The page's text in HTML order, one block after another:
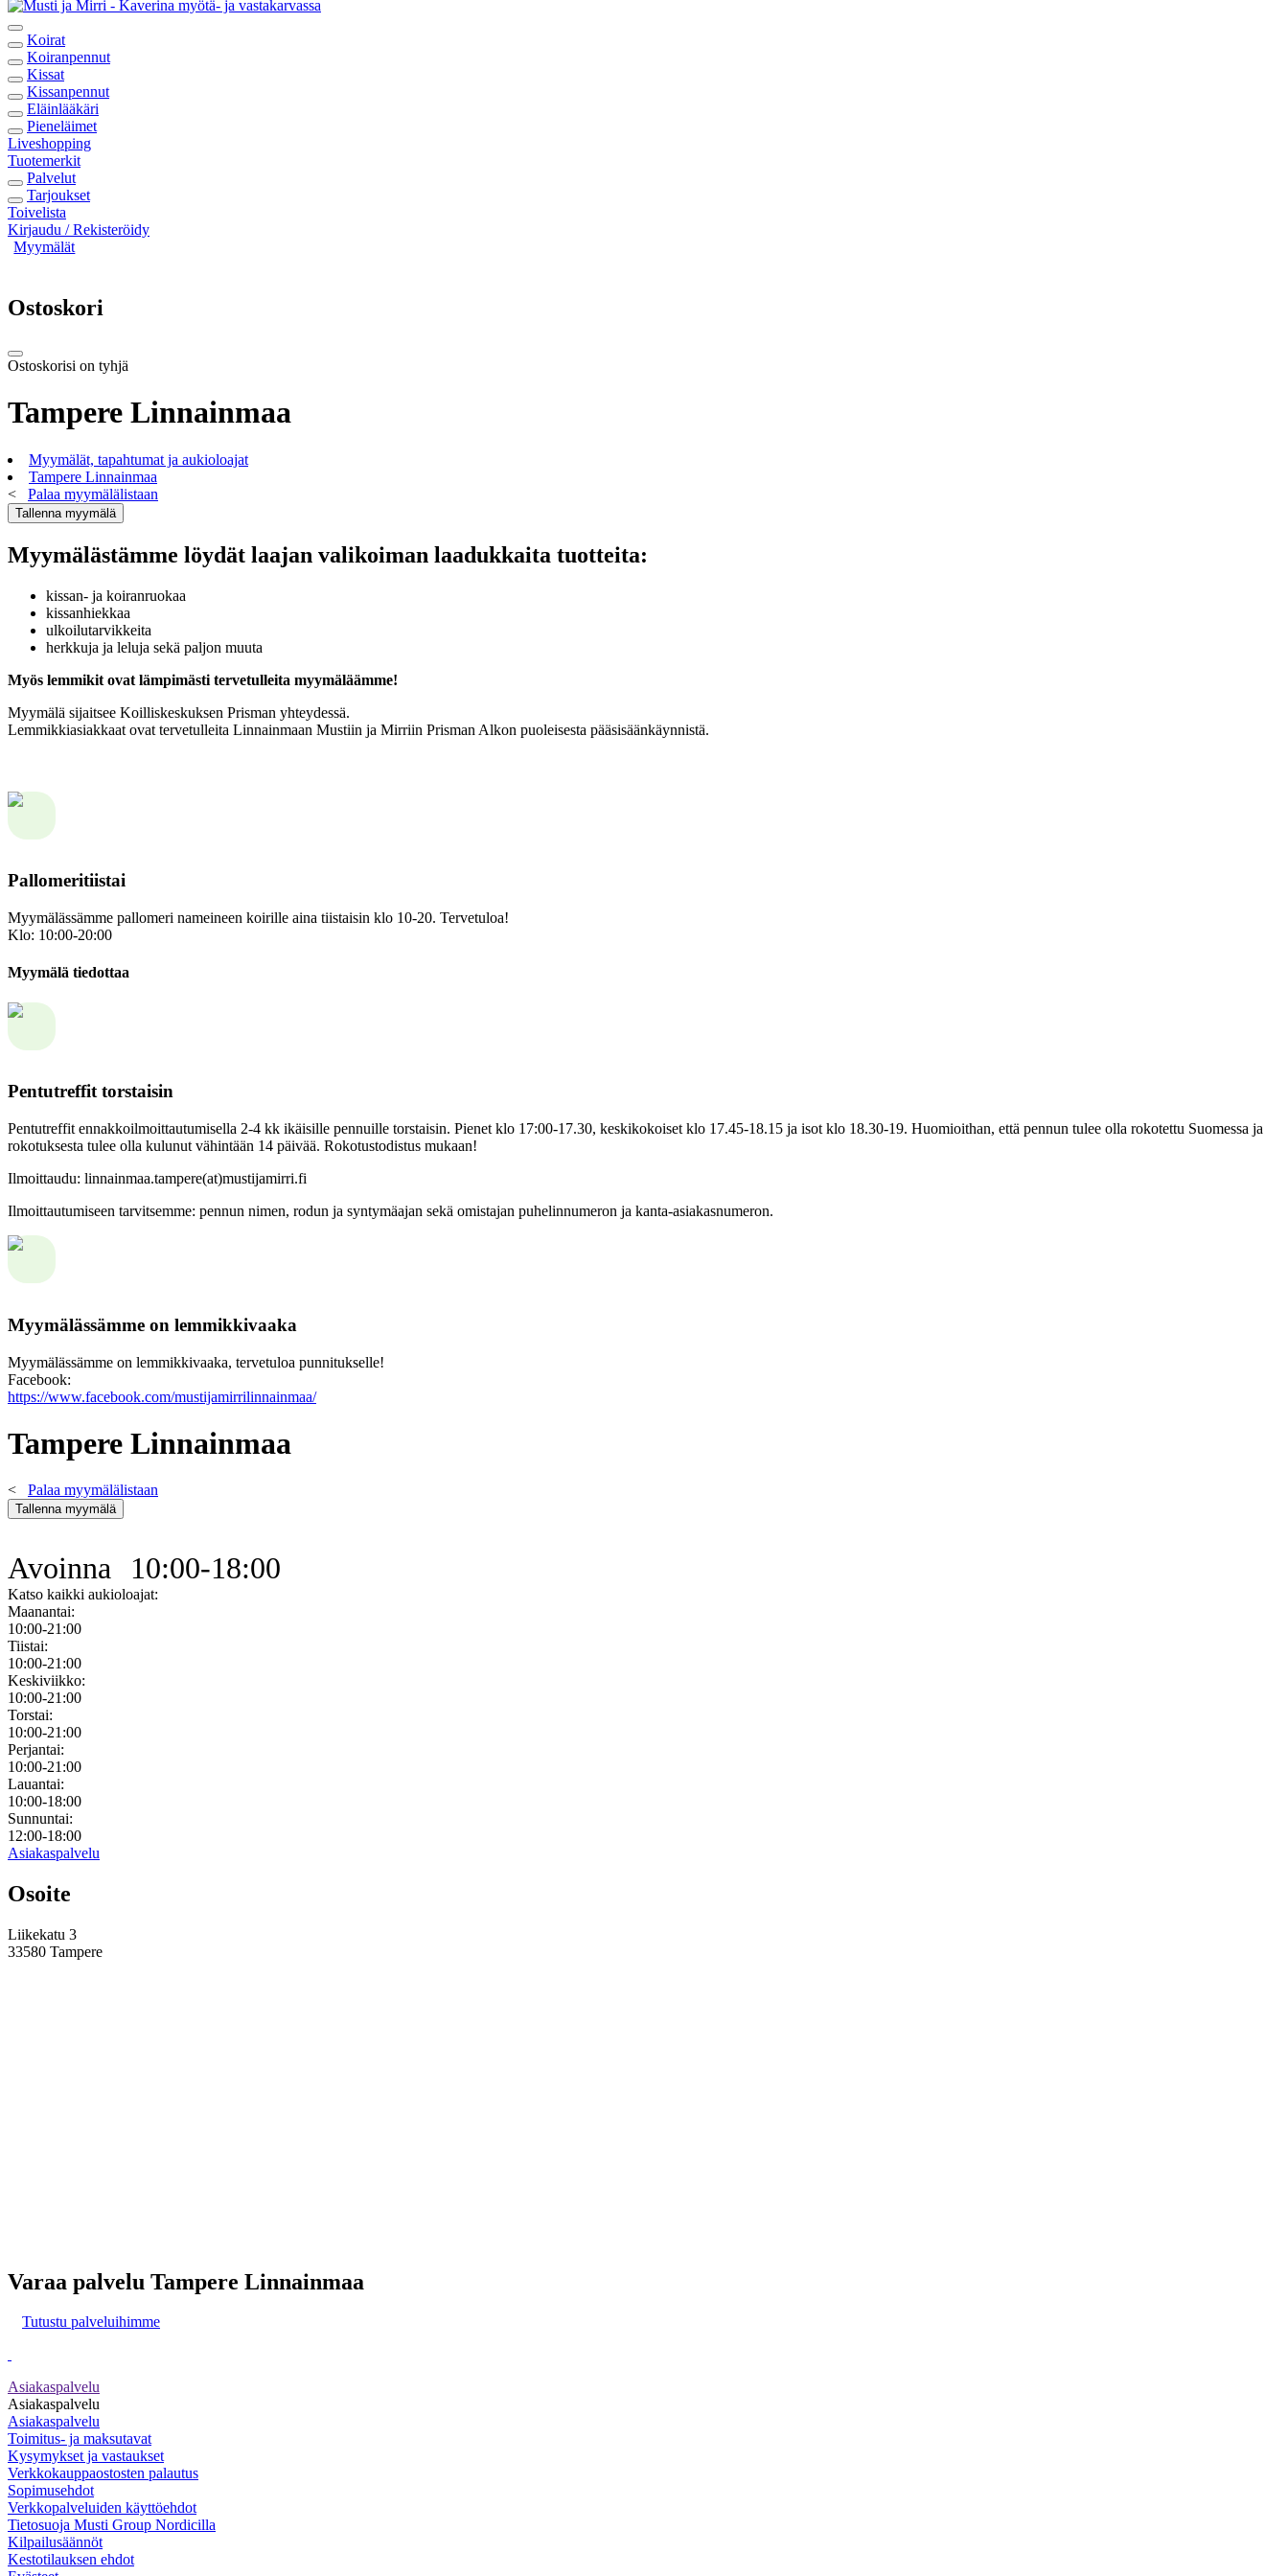
Koirat
Koiranpennut
Kissat
Kissanpennut
Eläinlääkäri
Pieneläimet
Liveshopping
Tuotemerkit
Palvelut
Tarjoukset
Toivelista
Kirjaudu / Rekisteröidy
Myymälät
Ostoskori
Ostoskorisi on tyhjä
Tampere Linnainmaa
Myymälät, tapahtumat ja aukioloajat
Tampere Linnainmaa
< Palaa myymälälistaan
Myymälästämme löydät laajan valikoiman laadukkaita tuotteita:
kissan- ja koiranruokaa
kissanhiekkaa
ulkoilutarvikkeita
herkkuja ja leluja sekä paljon muuta
Myös lemmikit ovat lämpimästi tervetulleita myymäläämme!
Myymälä sijaitsee Koilliskeskuksen Prisman yhteydessä.
Lemmikkiasiakkaat ovat tervetulleita Linnainmaan Mustiin ja Mirriin Prisman Alkon puoleisesta pääsisäänkäynnistä.
Pallomeritiistai
Myymälässämme pallomeri nameineen koirille aina tiistaisin klo 10-20. Tervetuloa!
Klo: 10:00-20:00
Myymälä tiedottaa
Pentutreffit torstaisin
Pentutreffit ennakkoilmoittautumisella 2-4 kk ikäisille pennuille torstaisin. Pienet klo 17:00-17.30, keskikokoiset klo 17.45-18.15 ja isot klo 18.30-19. Huomioithan, että pennun tulee olla rokotettu Suomessa ja
rokotuksesta tulee olla kulunut vähintään 14 päivää. Rokotustodistus mukaan!
Ilmoittaudu: linnainmaa.tampere(at)mustijamirri.fi
Ilmoittautumiseen tarvitsemme: pennun nimen, rodun ja syntymäajan sekä omistajan puhelinnumeron ja kanta-asiakasnumeron.
Myymälässämme on lemmikkivaaka
Myymälässämme on lemmikkivaaka, tervetuloa punnitukselle!
Facebook:
https://www.facebook.com/mustijamirrilinnainmaa/
Tampere Linnainmaa
< Palaa myymälälistaan
Avoinna 10:00-18:00
Katso kaikki aukioloajat:
Maanantai:
10:00-21:00
Tiistai:
10:00-21:00
Keskiviikko:
10:00-21:00
Torstai:
10:00-21:00
Perjantai:
10:00-21:00
Lauantai:
10:00-18:00
Sunnuntai:
12:00-18:00
Asiakaspalvelu
Osoite
Liikekatu 3
33580 Tampere
Varaa palvelu Tampere Linnainmaa
Tutustu palveluihimme
Asiakaspalvelu
Asiakaspalvelu
Asiakaspalvelu
Toimitus- ja maksutavat
Kysymykset ja vastaukset
Verkkokauppaostosten palautus
Sopimusehdot
Verkkopalveluiden käyttöehdot
Tietosuoja Musti Group Nordicilla
Kilpailusäännöt
Kestotilauksen ehdot